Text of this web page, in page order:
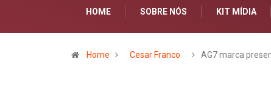
HOME SOBRE NÓS KIT MÍDIA
Home Cesar Franco AG7 marca